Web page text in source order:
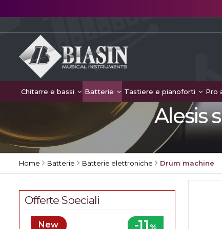
Chitarre e bassi Batterie Tastiere e pianoforti Pro
Alesis
Home Batterie Batterie elettroniche Drum machine
Offerte Speciali
-11 %
New